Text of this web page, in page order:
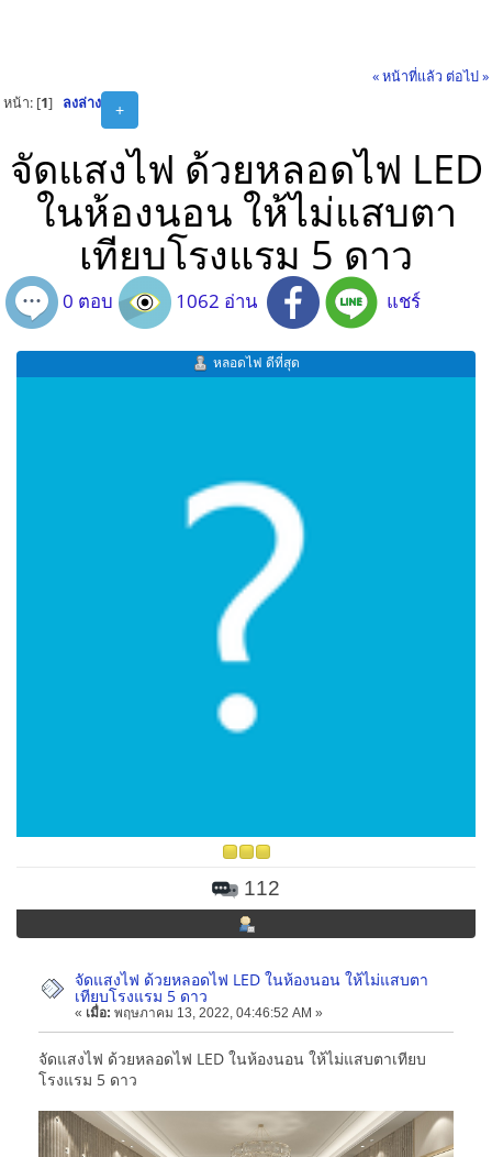
« หน้าที่แล้ว ต่อไป »
+
หน้า: [1] ลงล่าง
จัดแสงไฟ ด้วยหลอดไฟ LED
ในห้องนอน ให้ไม่แสบตา
เทียบโรงแรม 5 ดาว
0 ตอบ 1062 อ่าน แชร์
หลอดไฟ ดีที่สุด
112
จัดแสงไฟ ด้วยหลอดไฟ LED ในห้องนอน ให้ไม่แสบตา
เทียบโรงแรม 5 ดาว
« เมื่อ: พฤษภาคม 13, 2022, 04:46:52 AM »
จัดแสงไฟ ด้วยหลอดไฟ LED ในห้องนอน ให้ไม่แสบตาเทียบ
โรงแรม 5 ดาว